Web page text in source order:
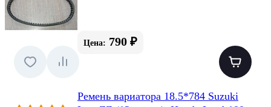
Цена: 790 ₽
Ремень вариатора 18.5*784 Suzuki